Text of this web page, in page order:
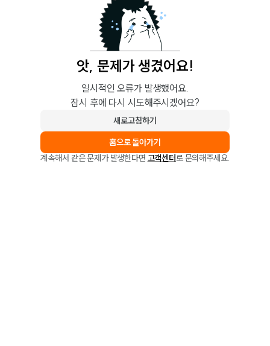
앗, 문제가 생겼어요!
일시적인 오류가 발생했어요.
잠시 후에 다시 시도해주시겠어요?
새로고침하기
홈으로 돌아가기
계속해서 같은 문제가 발생한다면 고객센터로 문의해주세요.